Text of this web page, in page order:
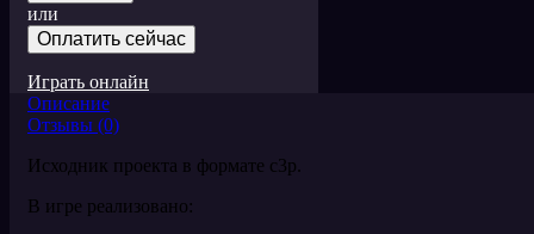
или
Оплатить сейчас
Играть онлайн
Описание
Отзывы (0)
Исходник проекта в формате c3p.
В игре реализовано: